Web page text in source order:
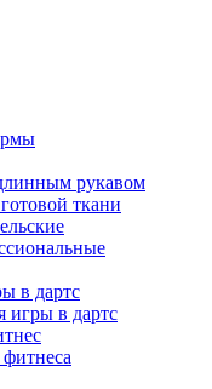
рукавом
ткани
в дартс
игры в дартс